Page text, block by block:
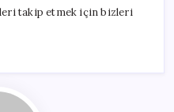
takip etmek için bizleri